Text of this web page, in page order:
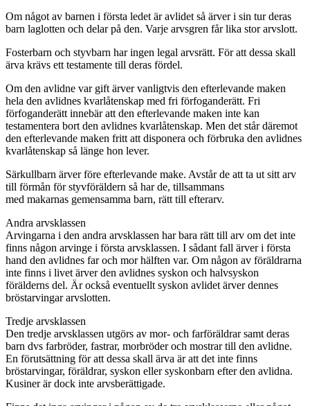
Om något av barnen i första ledet är avlidet så ärver i sin tur deras
barn laglotten och delar på den. Varje arvsgren får lika stor arvslott.
Fosterbarn och styvbarn har ingen legal arvsrätt. För att dessa skall
ärva krävs ett testamente till deras fördel.
Om den avlidne var gift ärver vanligtvis den efterlevande maken
hela den avlidnes kvarlåtenskap med fri förfoganderätt. Fri
förfoganderätt innebär att den efterlevande maken inte kan
testamentera bort den avlidnes kvarlåtenskap. Men det står däremot
den efterlevande maken fritt att disponera och förbruka den avlidnes
kvarlåtenskap så länge hon lever.
Särkullbarn ärver före efterlevande make. Avstår de att ta ut sitt arv
till förmån för styvföräldern så har de, tillsammans
med makarnas gemensamma barn, rätt till efterarv.
Andra arvsklassen
Arvingarna i den andra arvsklassen har bara rätt till arv om det inte
finns någon arvinge i första arvsklassen. I sådant fall ärver i första
hand den avlidnes far och mor hälften var. Om någon av föräldrarna
inte finns i livet ärver den avlidnes syskon och halvsyskon
förälderns del. Är också eventuellt syskon avlidet ärver dennes
bröstarvingar arvslotten.
Tredje arvsklassen
Den tredje arvsklassen utgörs av mor- och farföräldrar samt deras
barn dvs farbröder, fastrar, morbröder och mostrar till den avlidne.
En förutsättning för att dessa skall ärva är att det inte finns
bröstarvingar, föräldrar, syskon eller syskonbarn efter den avlidna.
Kusiner är dock inte arvsberättigade.